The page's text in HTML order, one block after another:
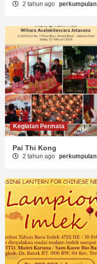
2 tahun ago perkumpulan
Kegiatan Permata
Pai Thi Kong
2 tahun ago perkumpulan